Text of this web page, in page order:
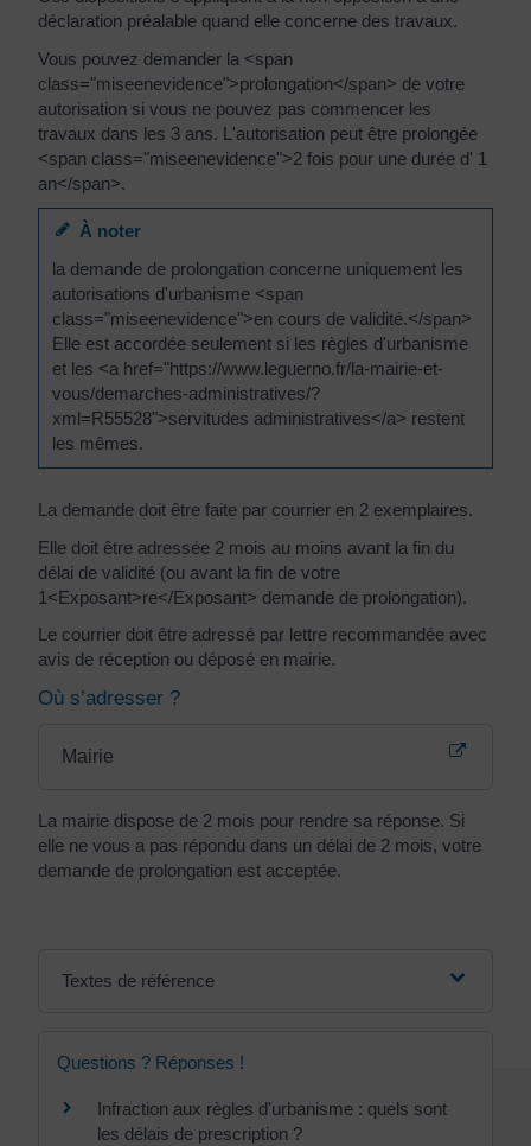
déclaration préalable quand elle concerne des travaux.
Vous pouvez demander la <span
class="miseenevidence">prolongation</span> de votre
autorisation si vous ne pouvez pas commencer les
travaux dans les 3 ans. L'autorisation peut être prolongée
<span class="miseenevidence">2 fois pour une durée d' 1
an</span>.
À noter
la demande de prolongation concerne uniquement les
autorisations d'urbanisme <span
class="miseenevidence">en cours de validité.</span>
Elle est accordée seulement si les règles d'urbanisme
et les <a href="https://www.leguerno.fr/la-mairie-et-
vous/demarches-administratives/?
xml=R55528">servitudes administratives</a> restent
les mêmes.
La demande doit être faite par courrier en 2 exemplaires.
Elle doit être adressée 2 mois au moins avant la fin du
délai de validité (ou avant la fin de votre
1<Exposant>re</Exposant> demande de prolongation).
Le courrier doit être adressé par lettre recommandée avec
avis de réception ou déposé en mairie.
Où s’adresser ?
Mairie
La mairie dispose de 2 mois pour rendre sa réponse. Si
elle ne vous a pas répondu dans un délai de 2 mois, votre
demande de prolongation est acceptée.
Textes de référence
Questions ? Réponses !
Infraction aux règles d'urbanisme : quels sont
les délais de prescription ?